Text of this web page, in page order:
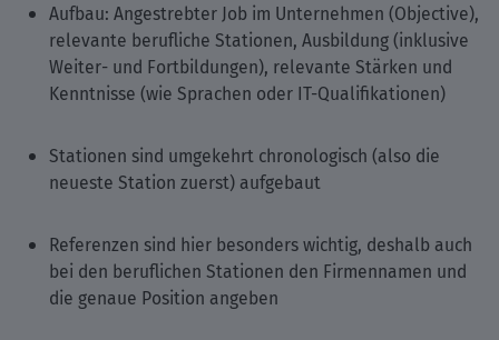
Aufbau: Angestrebter Job im Unternehmen (Objective),
relevante berufliche Stationen, Ausbildung (inklusive
Weiter- und Fortbildungen), relevante Stärken und
Kenntnisse (wie Sprachen oder IT-Qualifikationen)
Stationen sind umgekehrt chronologisch (also die
neueste Station zuerst) aufgebaut
Referenzen sind hier besonders wichtig, deshalb auch
bei den beruflichen Stationen den Firmennamen und
die genaue Position angeben